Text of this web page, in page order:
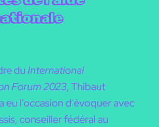
duInternational
Forum2023, Thibaut
eu l’occasion d’évoquer avec
conseiller fédéral au